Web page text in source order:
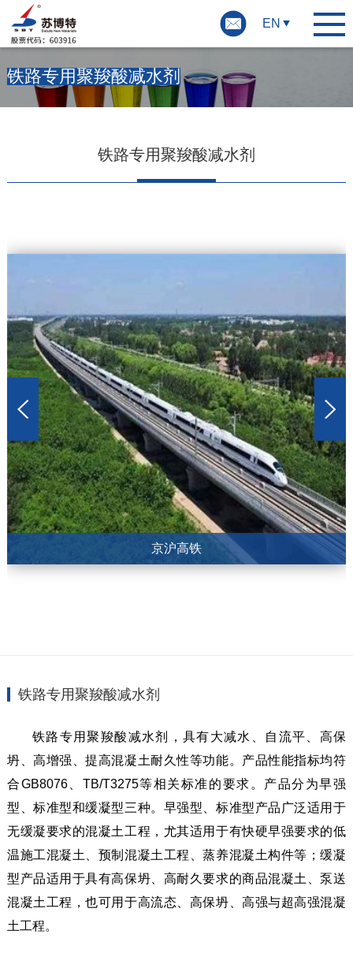
EN
铁路专用聚羧酸减水剂
铁路专用聚羧酸减水剂
京沪高铁
铁路专用聚羧酸减水剂
铁路专用聚羧酸减水剂，具有大减水、自流平、高保
坍、高增强、提高混凝土耐久性等功能。产品性能指标均符
合GB8076、TB/T3275等相关标准的要求。产品分为早强
型、标准型和缓凝型三种。早强型、标准型产品广泛适用于
无缓凝要求的混凝土工程，尤其适用于有快硬早强要求的低
温施工混凝土、预制混凝土工程、蒸养混凝土构件等；缓凝
型产品适用于具有高保坍、高耐久要求的商品混凝土、泵送
混凝土工程，也可用于高流态、高保坍、高强与超高强混凝
土工程。